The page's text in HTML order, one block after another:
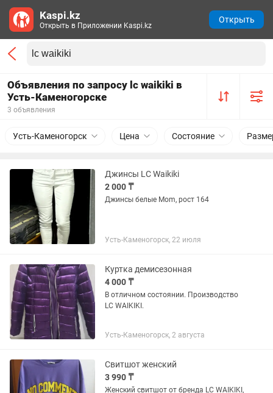
Объявления по запросу lc waikiki в
Усть-Каменогорске
3 объявления
Усть-Каменогорск Цена Состояние
Джинсы LC Waikiki
2 000 ₸
Джинсы белые Mom, рост 164
Усть-Каменогорск, 22 июля
Куртка демисезонная
4 000 ₸
В отличном состоянии. Производство
LC WAIKIKI.
Усть-Каменогорск, 2 августа
Свитшот женский
3 990 ₸
Женский свитшот от бренда LC WAIKIKI,
Kaspi.kz
Открыть в Приложении Kaspi.kz
Открыть